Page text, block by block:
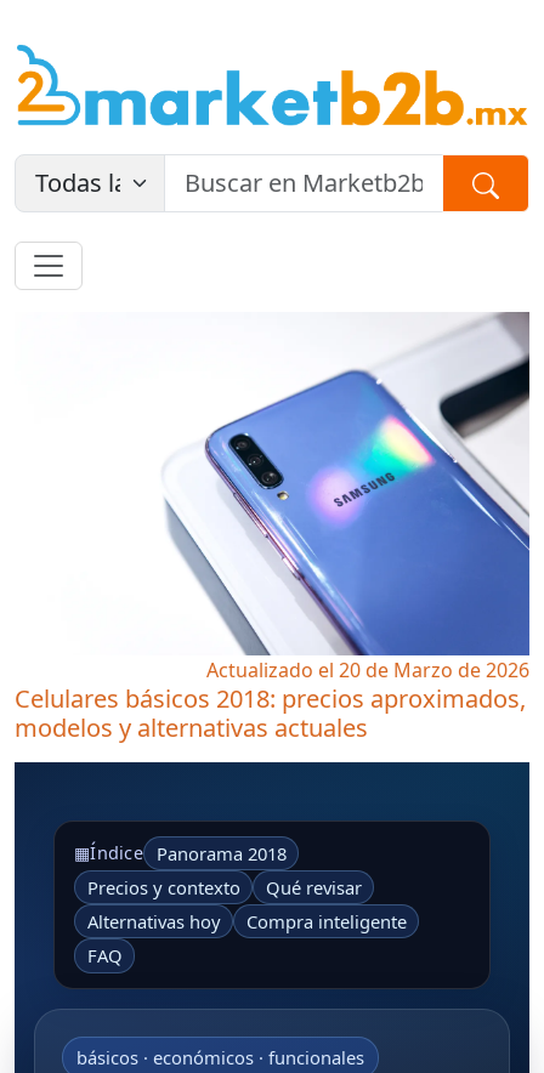
Actualizado el 20 de Marzo de 2026
Celulares básicos 2018: precios aproximados,
modelos y alternativas actuales
▦Índice
Panorama 2018
Precios y contexto
Qué revisar
Alternativas hoy
Compra inteligente
FAQ
básicos · económicos · funcionales